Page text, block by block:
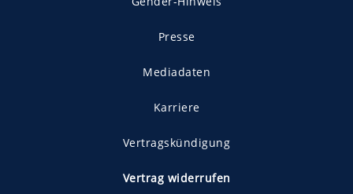
Presse
Mediadaten
Karriere
Vertragskündigung
Vertrag widerrufen